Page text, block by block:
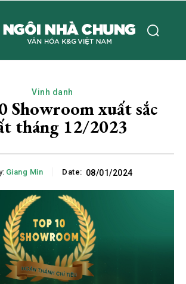
Vinh danh
Showroom xuất sắc
tháng 12/2023
Giang Min Date: 08/01/2024